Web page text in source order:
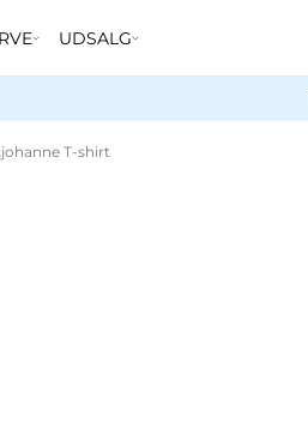
UDSALG
T-shirt